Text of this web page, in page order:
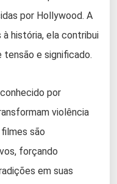
por Hollywood. A
história, ela contribui
e significado.
por
violência
são
forçando
em suas